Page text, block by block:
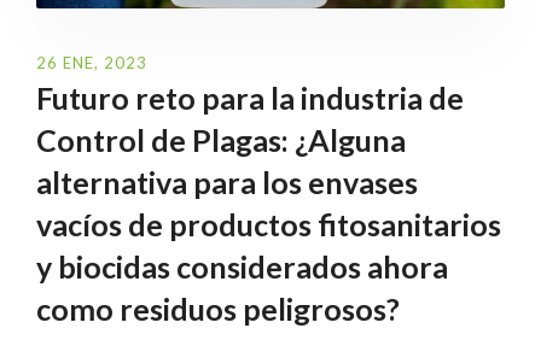
26 ENE, 2023
Futuro reto para la industria de
Control de Plagas: ¿Alguna
alternativa para los envases
vacíos de productos fitosanitarios
y biocidas considerados ahora
como residuos peligrosos?